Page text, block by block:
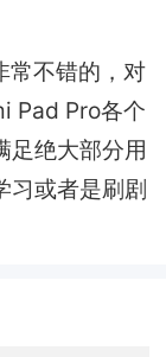
常不错的，对
Pad Pro各个
足绝大部分用
习或者是刷剧